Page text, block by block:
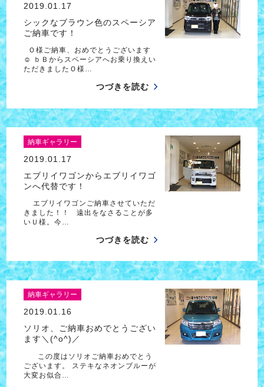
2019.01.17
シックなブラウン色のスペーシア
ご納車です！
Ｏ様ご納車、おめでとうございます
☺ ｂＢからスペーシアへお乗り換えい
ただきましたＯ様…
つづきを読む
納車ギャラリー
2019.01.17
エブリイワゴンからエブリイワゴ
ンへ代替です！
エブリイワゴンご納車させていただ
きました！！ 遠出をなさることが多
いＵ様。今…
つづきを読む
納車ギャラリー
2019.01.16
ソリオ、ご納車おめでとうござい
ます＼(^o^)／
この度はソリオご納車おめでとう
ございます。 ステキなネオンブルーが
大変お似合…